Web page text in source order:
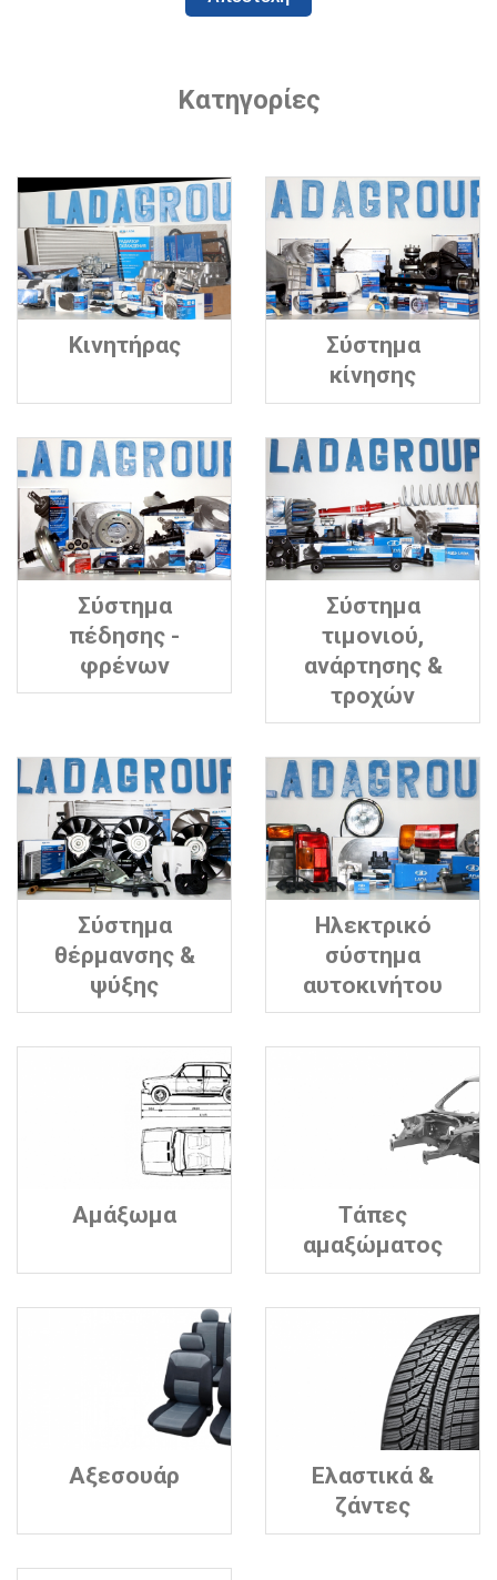
Κατηγορίες
Κινητήρας
Σύστημα
κίνησης
Σύστημα
πέδησης -
φρένων
Σύστημα
τιμονιού,
ανάρτησης &
τροχών
Σύστημα
θέρμανσης &
ψύξης
Ηλεκτρικό
σύστημα
αυτοκινήτου
Αμάξωμα
Τάπες
αμαξώματος
Αξεσουάρ
Ελαστικά &
ζάντες